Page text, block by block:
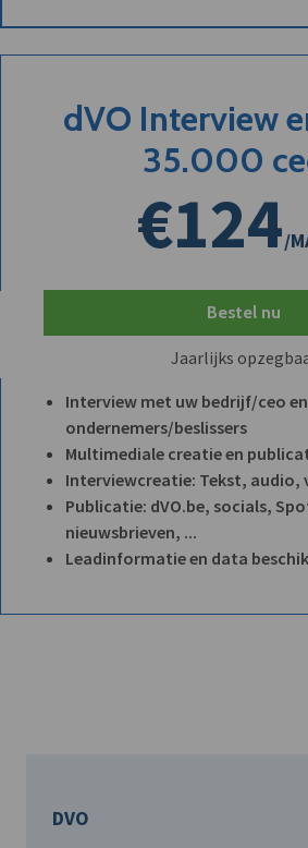
dVO Interview
35.000
€124/
Bestel nu
Jaarlijks
Interview met uw bedrijf/ceo en
ondernemers/beslissers
Multimediale creatie en
Interviewcreatie: Tekst, audio,
Publicatie: dVO.be, socials,
nieuwsbrieven, ...
Leadinformatie en data
DVO